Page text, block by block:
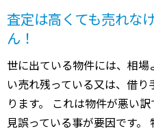
査定は高くても売れな
ん！
世に出ている物件には、相
い売れ残っている又は、借
ります。 これは物件が悪い
見誤っている事が要因です